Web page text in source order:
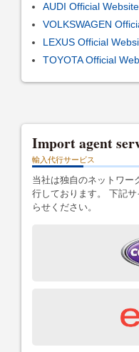
AUDI Official Website
VOLKSWAGEN
LEXUS Official
TOYOTA Official
Import agent
輸入代行サービス
当社は独自のネットワー
行しております。 下記
らせください。